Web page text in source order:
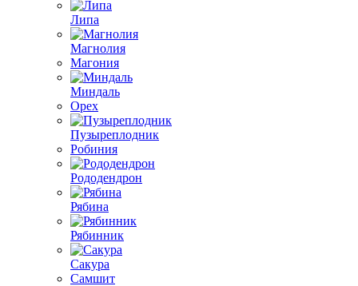
Липа
Магнолия
Магония
Миндаль
Орех
Пузыреплодник
Робиния
Рододендрон
Рябина
Рябинник
Сакура
Самшит